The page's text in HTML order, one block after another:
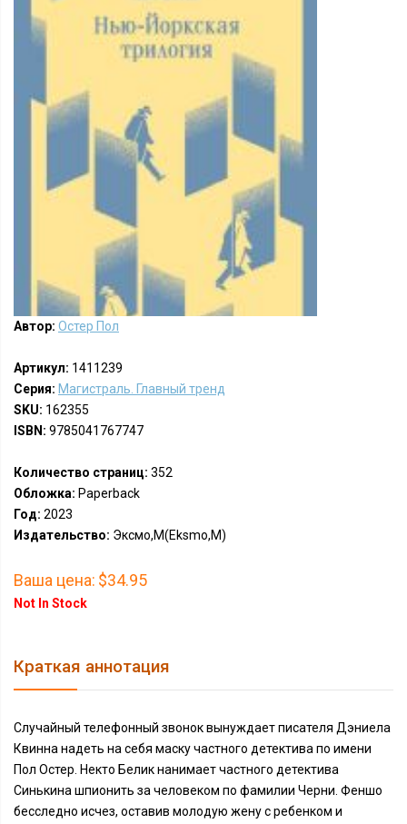
Автор: Остер Пол
Артикул: 1411239
Серия: Магистраль. Главный тренд
SKU: 162355
ISBN: 9785041767747
Количество страниц: 352
Обложка: Paperback
Год: 2023
Издательство: Эксмо,М(Eksmo,M)
Ваша цена: $34.95
Not In Stock
Краткая аннотация
Случайный телефонный звонок вынуждает писателя Дэниела
Квинна надеть на себя маску частного детектива по имени
Пол Остер. Некто Белик нанимает частного детектива
Синькина шпионить за человеком по фамилии Черни. Феншо
бесследно исчез, оставив молодую жену с ребенком и